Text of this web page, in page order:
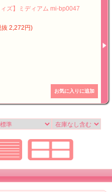
ィズ】ミディアム mi-bp0047
2,272円)